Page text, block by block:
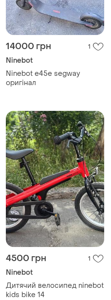
14000 грн 1
Ninebot
Ninebot e45e segway
оригінал
4500 грн 1
Ninebot
Дитячий велосипед ninebot
kids bike 14